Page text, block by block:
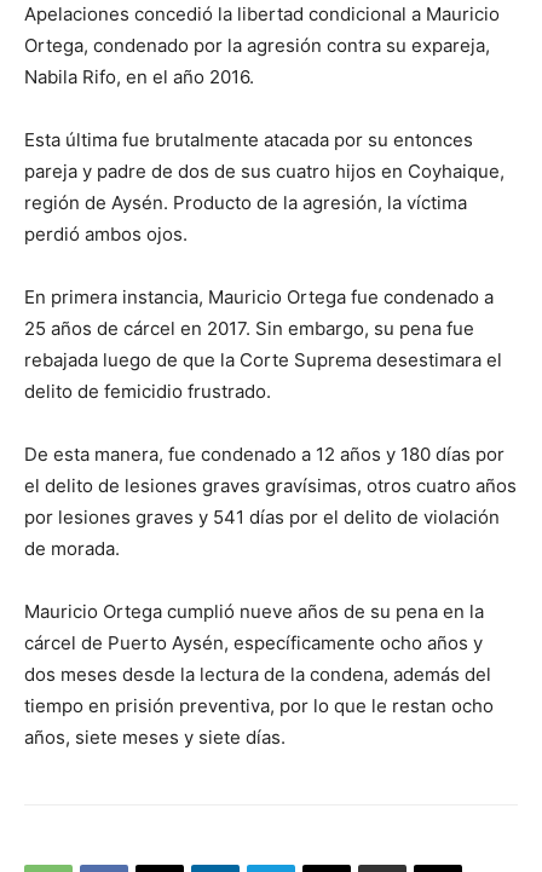
Apelaciones concedió la libertad condicional a Mauricio
Ortega, condenado por la agresión contra su expareja,
Nabila Rifo, en el año 2016.
Esta última fue brutalmente atacada por su entonces
pareja y padre de dos de sus cuatro hijos en Coyhaique,
región de Aysén. Producto de la agresión, la víctima
perdió ambos ojos.
En primera instancia, Mauricio Ortega fue condenado a
25 años de cárcel en 2017. Sin embargo, su pena fue
rebajada luego de que la Corte Suprema desestimara el
delito de femicidio frustrado.
De esta manera, fue condenado a 12 años y 180 días por
el delito de lesiones graves gravísimas, otros cuatro años
por lesiones graves y 541 días por el delito de violación
de morada.
Mauricio Ortega cumplió nueve años de su pena en la
cárcel de Puerto Aysén, específicamente ocho años y
dos meses desde la lectura de la condena, además del
tiempo en prisión preventiva, por lo que le restan ocho
años, siete meses y siete días.